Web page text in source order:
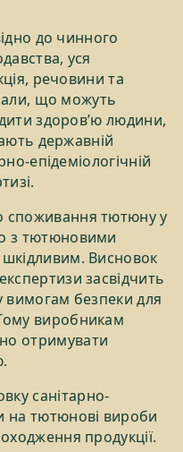
до чинного
уся
речовини та
що можуть
здоров’ю людини,
державній
епідеміологічній
споживання тютюну у
з тютюновими
Висновок
засвідчить
вимогам безпеки для
виробникам
отримувати
санітарно-
на тютюнові вироби
продукції.